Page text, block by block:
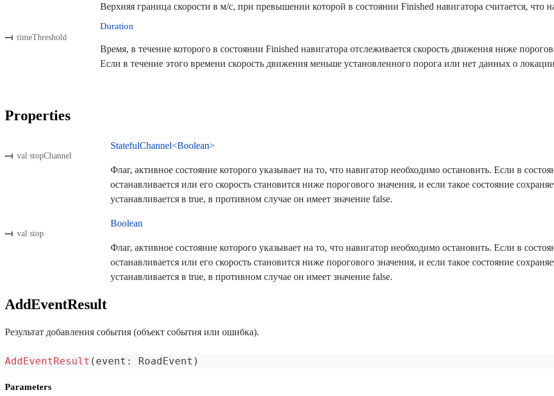
Верхняя граница скорости в м/с, при превышении которой в состоянии Finished навигатора считается, что
timeThreshold
Duration
Время, в течение которого в состоянии Finished навигатора отслеживается скорость движения ниже
Если в течение этого времени скорость движения меньше установленного порога или нет данных о
Properties
val stopChannel
StatefulChannel<Boolean>
Флаг, активное состояние которого указывает на то, что навигатор необходимо остановить. Если в
останавливается или его скорость становится ниже порогового значения, и если такое состояние
устанавливается в true, в противном случае он имеет значение false.
val stop
Boolean
Флаг, активное состояние которого указывает на то, что навигатор необходимо остановить. Если в
останавливается или его скорость становится ниже порогового значения, и если такое состояние
устанавливается в true, в противном случае он имеет значение false.
AddEventResult
Результат добавления события (объект события или ошибка).
AddEventResult ( event : RoadEvent )
Parameters